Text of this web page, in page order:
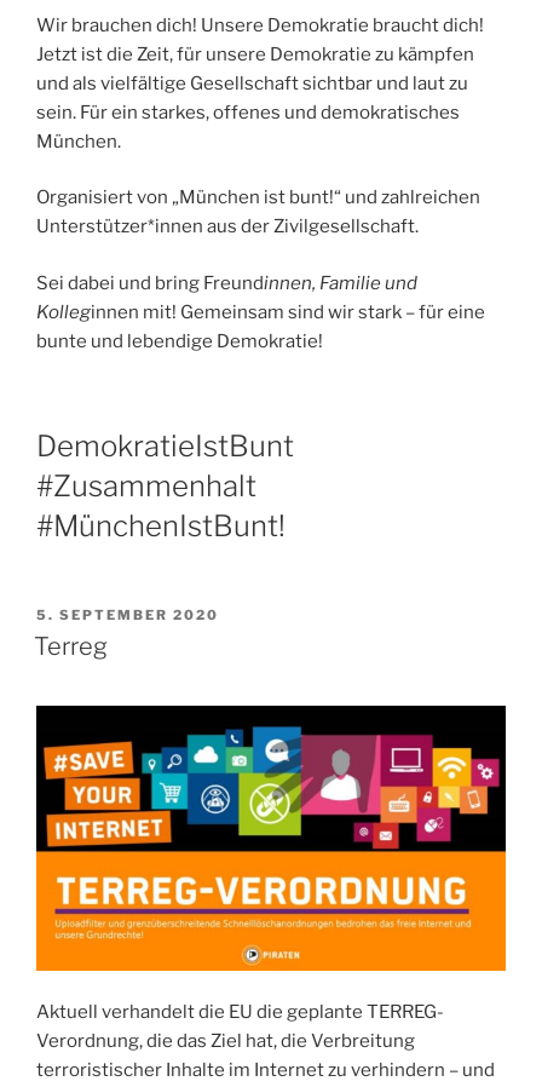
Wir brauchen dich! Unsere Demokratie braucht dich!
Jetzt ist die Zeit, für unsere Demokratie zu kämpfen
und als vielfältige Gesellschaft sichtbar und laut zu
sein. Für ein starkes, offenes und demokratisches
München.
Organisiert von „München ist bunt!“ und zahlreichen
Unterstützer*innen aus der Zivilgesellschaft.
Sei dabei und bring Freundinnen, Familie und
Kolleginnen mit! Gemeinsam sind wir stark – für eine
bunte und lebendige Demokratie!
DemokratieIstBunt
#Zusammenhalt
#MünchenIstBunt!
VERÖFFENTLICHT
AM
5. SEPTEMBER 2020
Terreg
Aktuell verhandelt die EU die geplante TERREG-
Verordnung, die das Ziel hat, die Verbreitung
terroristischer Inhalte im Internet zu verhindern – und